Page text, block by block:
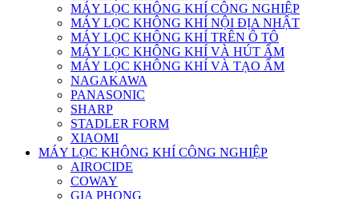
MÁY LỌC KHÔNG KHÍ CÔNG NGHIỆP
MÁY LỌC KHÔNG KHÍ NỘI ĐỊA NHẬT
MÁY LỌC KHÔNG KHÍ TRÊN Ô TÔ
MÁY LỌC KHÔNG KHÍ VÀ HÚT ẨM
MÁY LỌC KHÔNG KHÍ VÀ TẠO ẨM
NAGAKAWA
PANASONIC
SHARP
STADLER FORM
XIAOMI
MÁY LỌC KHÔNG KHÍ CÔNG NGHIỆP
AIROCIDE
COWAY
GIA PHONG